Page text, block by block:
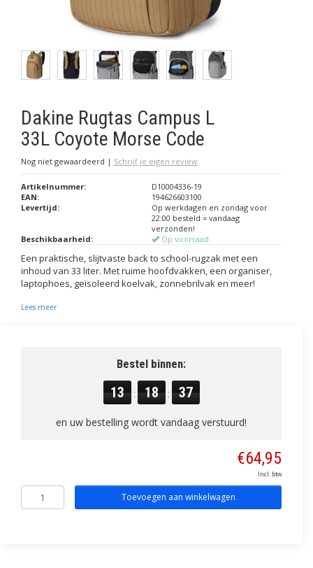
Dakine Rugtas Campus L
33L Coyote Morse Code
Nog niet gewaardeerd | Schrijf je eigen review
Artikelnummer:
D10004336-19
EAN:
194626603100
Levertijd:
Op werkdagen en zondag voor
22:00 besteld = vandaag
verzonden!
Beschikbaarheid:
Op voorraad
Een praktische, slijtvaste back to school-rugzak met een
inhoud van 33 liter. Met ruime hoofdvakken, een organiser,
laptophoes, geïsoleerd koelvak, zonnebrilvak en meer!
Lees meer
Bestel binnen:
13 : 18 : 36
en uw bestelling wordt vandaag verstuurd!
€64,95
Incl. btw
Toevoegen aan winkelwagen